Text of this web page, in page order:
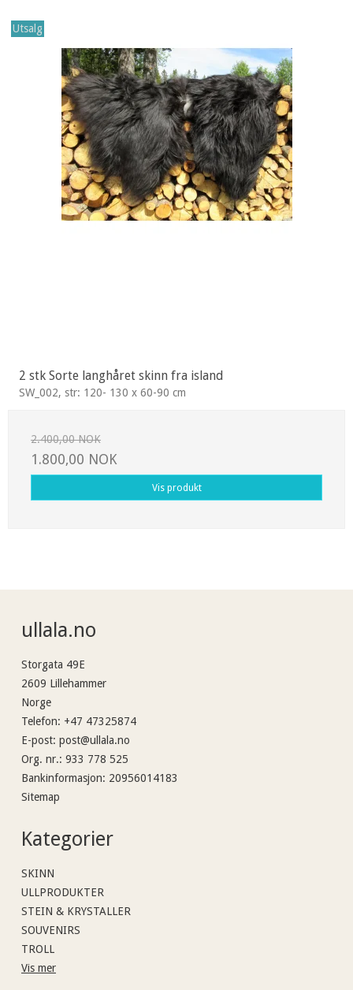
Utsalg
2 stk Sorte langhåret skinn fra island
SW_002, str: 120- 130 x 60-90 cm
2.400,00 NOK
1.800,00 NOK
Vis produkt
ullala.no
Storgata 49E
2609 Lillehammer
Norge
Telefon: +47 47325874
E-post: post@ullala.no
Org. nr.: 933 778 525
Bankinformasjon: 20956014183
Sitemap
Kategorier
SKINN
ULLPRODUKTER
STEIN & KRYSTALLER
SOUVENIRS
TROLL
Vis mer